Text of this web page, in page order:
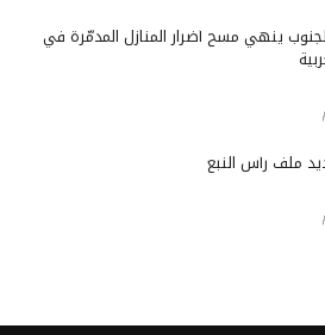
ينهي مسح أضرار المنازل المدمّرة في
ملف رأس النبع